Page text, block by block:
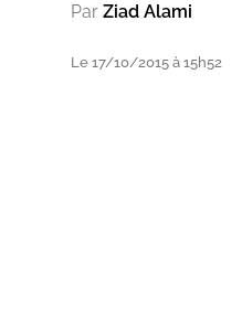
Par Ziad Alami
Le 17/10/2015 à 15h52